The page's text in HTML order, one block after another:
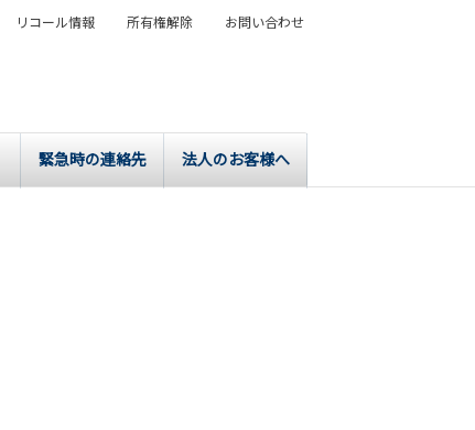
緊急時の連絡先 法人のお客様へ
リコール情報 所有権解除 お問い合わせ